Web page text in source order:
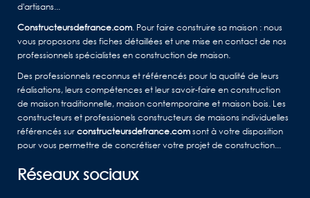
d'artisans...
Constructeursdefrance.com. Pour faire construire sa maison : nous
vous proposons des fiches détaillées et une mise en contact de nos
professionnels spécialistes en construction de maison.
Des professionnels reconnus et référencés pour la qualité de leurs
réalisations, leurs compétences et leur savoir-faire en construction
de maison traditionnelle, maison contemporaine et maison bois. Les
constructeurs et professionels constructeurs de maisons individuelles
référencés surconstructeursdefrance.comsont à votre disposition
pour vous permettre de concrétiser votre projet de construction...
Réseaux sociaux